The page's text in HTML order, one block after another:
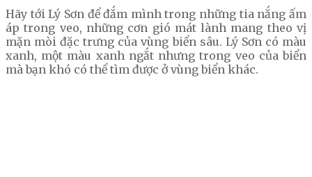
Hãy tới Lý Sơn để đắm mình trong những tia nắng ấm
áp trong veo, những cơn gió mát lành mang theo vị
mặn mòi đặc trưng của vùng biển sâu. Lý Sơn có màu
xanh, một màu xanh ngắt nhưng trong veo của biển
mà bạn khó có thể tìm được ở vùng biển khác.